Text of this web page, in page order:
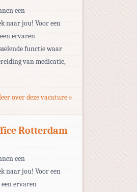
een
naar jou! Voor een
ervaren
functie waar
van medicatie,
over deze vacature »
Rotterdam
een
naar jou! Voor een
ervaren